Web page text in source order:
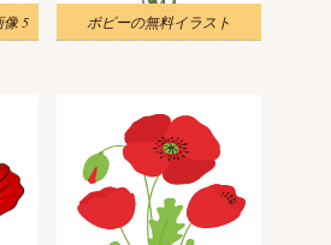
5 ポピーの無料イラスト